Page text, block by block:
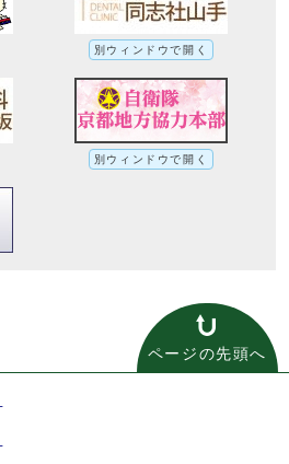
別ウィンドウで開く
別ウィンドウで開く
ページの先頭へ